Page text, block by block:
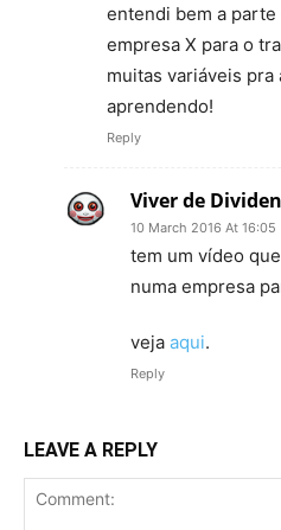
entendi bem a
empresa X para o
muitas variáveis
aprendendo!
Reply
Viver de
10 March 2016 At 16:05
tem um vídeo
numa empresa
veja aqui.
Reply
LEAVE A REPLY